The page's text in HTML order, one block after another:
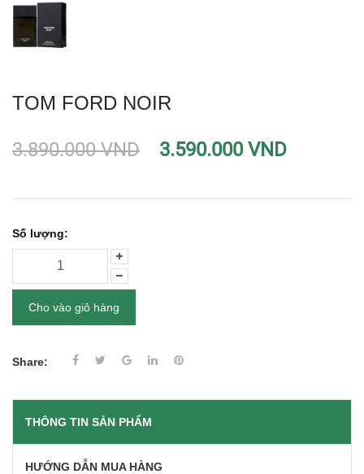
TOM FORD NOIR
3.890.000 VND 3.590.000 VND
Số lượng:
Cho vào giỏ hàng
Share:
THÔNG TIN SẢN PHẨM
HƯỚNG DẪN MUA HÀNG